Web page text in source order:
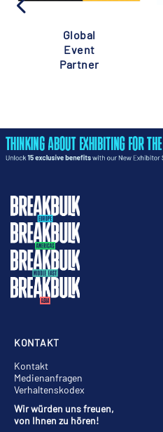
Global
Event
Partner
KONTAKT
Kontakt
Medienanfragen
Verhaltenskodex
Wir würden uns freuen,
von Ihnen zu hören!